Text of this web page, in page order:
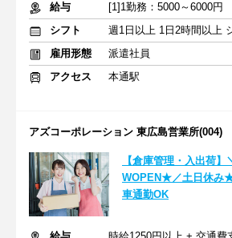
給与
[1]1勤務：5000～6000円
シフト
雇用形態
派遣社員
アクセス
本通駅
アズコーポレーション 東広島営業所(004)
【倉庫管理・入出荷
WOPEN★／土日休み
車通勤OK